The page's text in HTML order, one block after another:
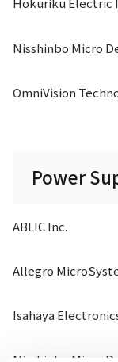
Nisshinbo Micro
OmniVision
Power
ABLIC Inc.
Allegro
Isahaya